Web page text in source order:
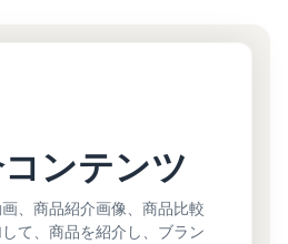
ンテンツ
、商品紹介画像、商品比較
て、商品を紹介し、ブラン